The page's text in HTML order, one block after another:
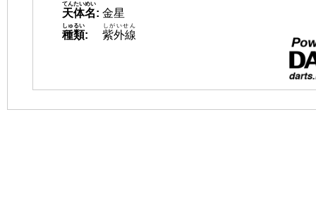
天体名
てんたいめい
: 金星
種類
しゅるい
: 紫外線
しがいせん